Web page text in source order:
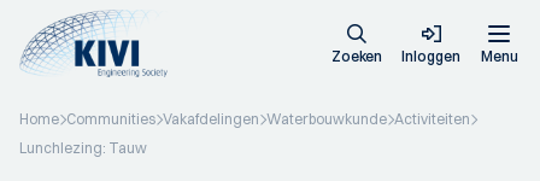
Zoeken Inloggen Menu
Home Communities Vakafdelingen Waterbouwkunde Activiteiten
Lunchlezing: Tauw